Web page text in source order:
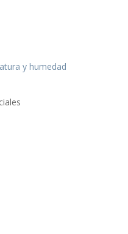
y humedad